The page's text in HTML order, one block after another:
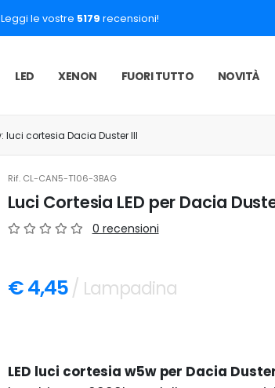
Leggi le vostre 5179 recensioni!
LED XENON FUORI TUTTO NOVITÀ
luci cortesia Dacia Duster III
Rif. CL-CAN5-T106-3BAG
Luci Cortesia LED per Dacia
0 recensioni
€ 4,45 / Lampadina
LED luci cortesia w5w per Dacia